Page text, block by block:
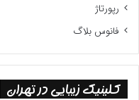
رپورتاژ
فانوس بلاگ
کلینیک زیبایی در تهران